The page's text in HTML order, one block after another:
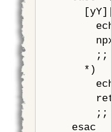
          ;;
        *)
          ;;
      esac